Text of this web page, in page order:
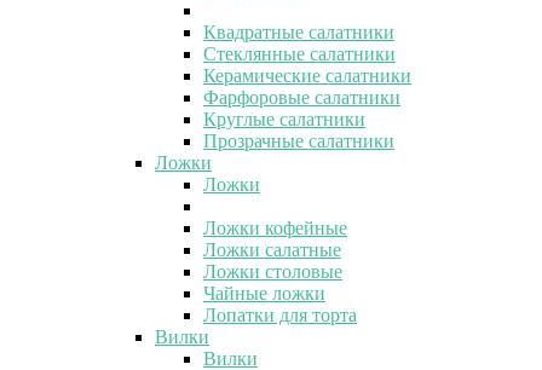
Квадратные салатники
Стеклянные салатники
Керамические салатники
Фарфоровые салатники
Круглые салатники
Прозрачные салатники
Ложки
Ложки
Ложки кофейные
Ложки салатные
Ложки столовые
Чайные ложки
Лопатки для торта
Вилки
Вилки